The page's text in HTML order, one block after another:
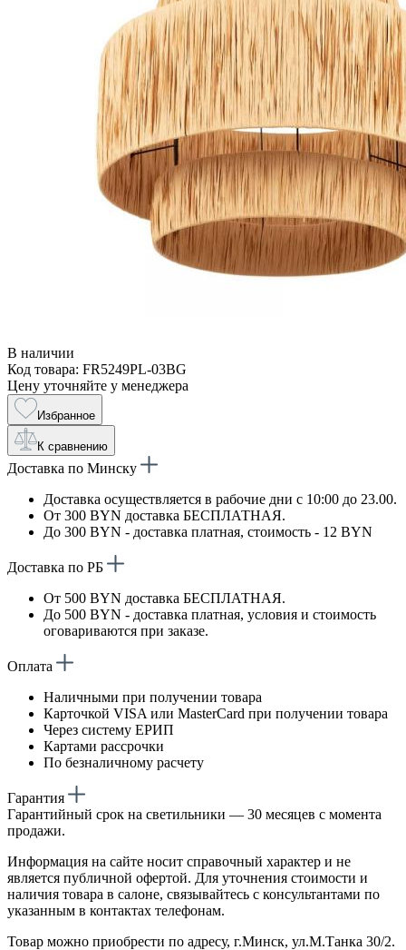
В наличии
Код товара: FR5249PL-03BG
Цену уточняйте у менеджера
Избранное
К сравнению
Доставка по Минску
Доставка осуществляется в рабочие дни с 10:00 до 23.00.
От 300 BYN доставка БЕСПЛАТНАЯ.
До 300 BYN - доставка платная, стоимость - 12 BYN
Доставка по РБ
От 500 BYN доставка БЕСПЛАТНАЯ.
До 500 BYN - доставка платная, условия и стоимость
оговариваются при заказе.
Оплата
Наличными при получении товара
Карточкой VISA или MasterCard при получении товара
Через систему ЕРИП
Картами рассрочки
По безналичному расчету
Гарантия
Гарантийный срок на светильники — 30 месяцев с момента
продажи.
Информация на сайте носит справочный характер и не
является публичной офертой. Для уточнения стоимости и
наличия товара в салоне, связывайтесь с консультантами по
указанным в контактах телефонам.
Товар можно приобрести по адресу, г.Минск, ул.М.Танка 30/2.